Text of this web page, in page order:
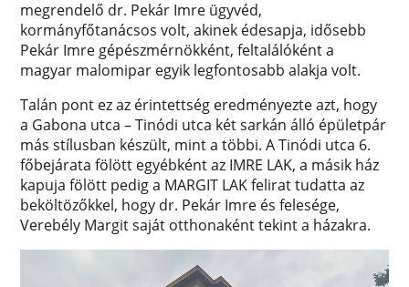
megrendelő dr. Pekár Imre ügyvéd,
kormányfőtanácsos volt, akinek édesapja, idősebb
Pekár Imre gépészmérnökként, feltalálóként a
magyar malomipar egyik legfontosabb alakja volt.
Talán pont ez az érintettség eredményezte azt, hogy
a Gabona utca – Tinódi utca két sarkán álló épületpár
más stílusban készült, mint a többi. A Tinódi utca 6.
főbejárata fölött egyébként az IMRE LAK, a másik ház
kapuja fölött pedig a MARGIT LAK felirat tudatta az
beköltözőkkel, hogy dr. Pekár Imre és felesége,
Verebély Margit saját otthonaként tekint a házakra.